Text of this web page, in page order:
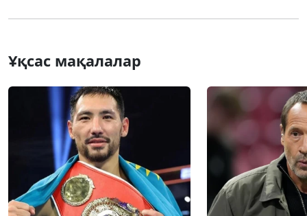
Ұқсас мақалалар